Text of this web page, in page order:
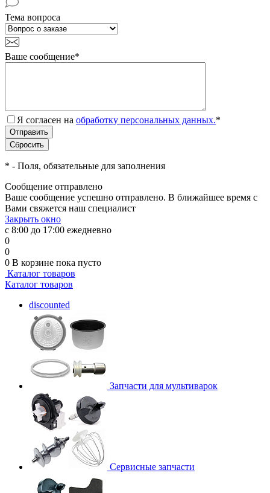
Тема вопроса
Ваше сообщение*
Я согласен на обработку персональных данных.*
* - Поля, обязательные для заполнения
Сообщение отправлено
Ваше сообщение успешно отправлено. В ближайшее время с
Вами свяжется наш специалист
Закрыть окно
с 8:00 до 17:00 ежедневно
0
0
0 В корзине пока пусто
Каталог товаров
Каталог товаров
discounted
Запчасти для мультиварок
Сервисные запчасти